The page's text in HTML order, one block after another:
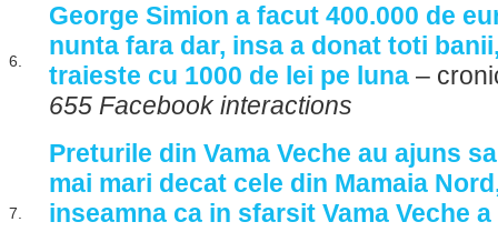
6.
George Simion a facut 400.000 de
nunta fara dar, insa a donat toti
traieste cu 1000 de lei pe luna –
655 Facebook interactions
7.
Preturile din Vama Veche au ajuns
mai mari decat cele din Mamaia
inseamna ca in sfarsit Vama Veche